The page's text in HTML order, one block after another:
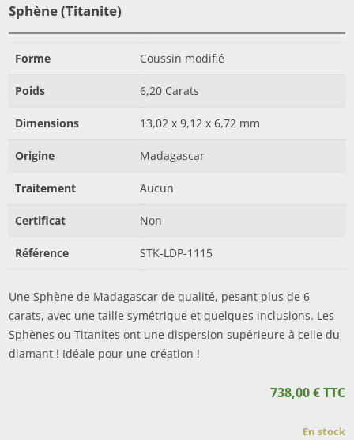
Sphène (Titanite)
Forme Coussin modifié
Poids 6,20 Carats
Dimensions 13,02 x 9,12 x 6,72 mm
Origine Madagascar
Traitement Aucun
Certificat Non
Référence STK-LDP-1115
Une Sphène de Madagascar de qualité, pesant plus de 6
carats, avec une taille symétrique et quelques inclusions. Les
Sphènes ou Titanites ont une dispersion supérieure à celle du
diamant ! Idéale pour une création !
738,00€TTC
En stock